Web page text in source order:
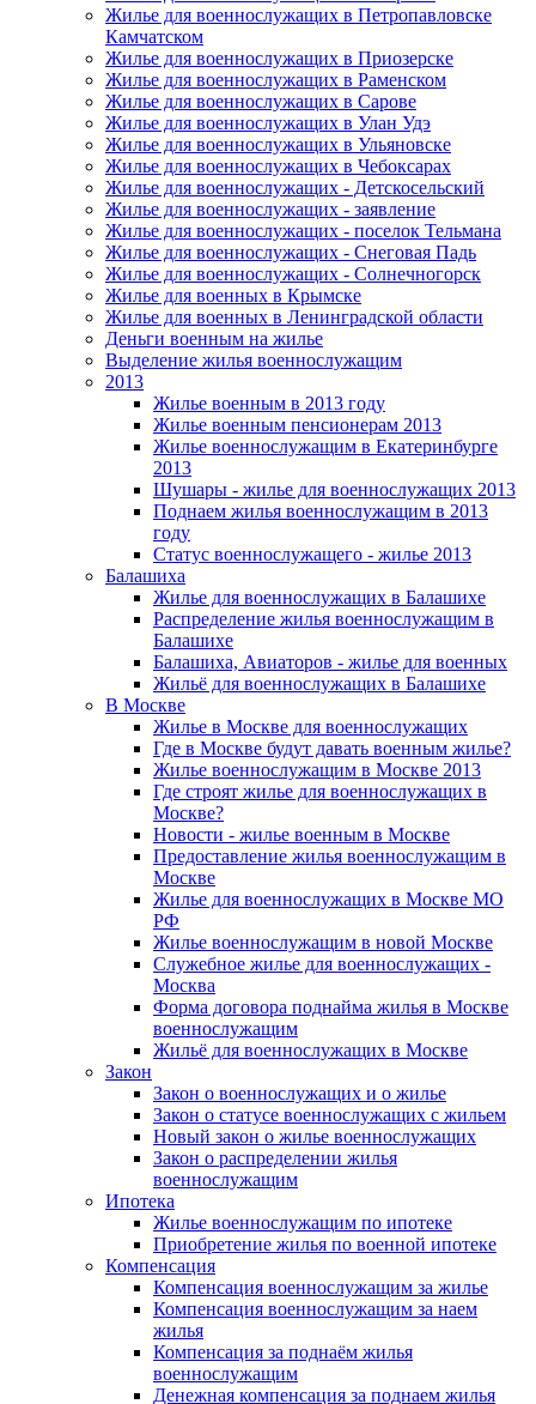
Жилье для военнослужащих в Петропавловске
Камчатском
Жилье для военнослужащих в Приозерске
Жилье для военнослужащих в Раменском
Жилье для военнослужащих в Сарове
Жилье для военнослужащих в Улан Удэ
Жилье для военнослужащих в Ульяновске
Жилье для военнослужащих в Чебоксарах
Жилье для военнослужащих - Детскосельский
Жилье для военнослужащих - заявление
Жилье для военнослужащих - поселок Тельмана
Жилье для военнослужащих - Снеговая Падь
Жилье для военнослужащих - Солнечногорск
Жилье для военных в Крымске
Жилье для военных в Ленинградской области
Деньги военным на жилье
Выделение жилья военнослужащим
2013
Жилье военным в 2013 году
Жилье военным пенсионерам 2013
Жилье военнослужащим в Екатеринбурге
2013
Шушары - жилье для военнослужащих 2013
Поднаем жилья военнослужащим в 2013
году
Статус военнослужащего - жилье 2013
Балашиха
Жилье для военнослужащих в Балашихе
Распределение жилья военнослужащим в
Балашихе
Балашиха, Авиаторов - жилье для военных
Жильё для военнослужащих в Балашихе
В Москве
Жилье в Москве для военнослужащих
Где в Москве будут давать военным жилье?
Жилье военнослужащим в Москве 2013
Где строят жилье для военнослужащих в
Москве?
Новости - жилье военным в Москве
Предоставление жилья военнослужащим в
Москве
Жилье для военнослужащих в Москве МО
РФ
Жилье военнослужащим в новой Москве
Служебное жилье для военнослужащих -
Москва
Форма договора поднайма жилья в Москве
военнослужащим
Жильё для военнослужащих в Москве
Закон
Закон о военнослужащих и о жилье
Закон о статусе военнослужащих с жильем
Новый закон о жилье военнослужащих
Закон о распределении жилья
военнослужащим
Ипотека
Жилье военнослужащим по ипотеке
Приобретение жилья по военной ипотеке
Компенсация
Компенсация военнослужащим за жилье
Компенсация военнослужащим за наем
жилья
Компенсация за поднаём жилья
военнослужащим
Денежная компенсация за поднаем жилья